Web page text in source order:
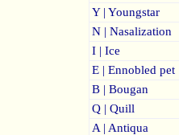
Y | Youngstar
N | Nasalization
I | Ice
E | Ennobled pet
B | Bougan
Q | Quill
A | Antiqua